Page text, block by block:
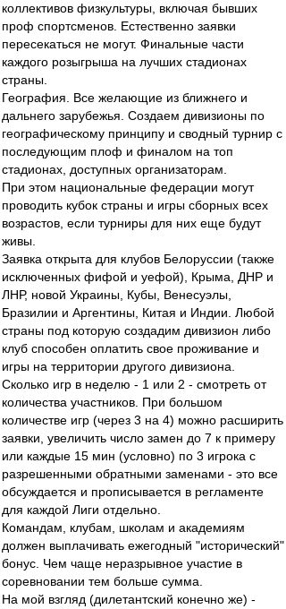
коллективов физкультуры, включая бывших
проф спортсменов. Естественно заявки
пересекаться не могут. Финальные части
каждого розыгрыша на лучших стадионах
страны.
География. Все желающие из ближнего и
дальнего зарубежья. Создаем дивизионы по
географическому принципу и сводный турнир с
последующим плоф и финалом на топ
стадионах, доступных организаторам.
При этом национальные федерации могут
проводить кубок страны и игры сборных всех
возрастов, если турниры для них еще будут
живы.
Заявка открыта для клубов Белоруссии (также
исключенных фифой и уефой), Крыма, ДНР и
ЛНР, новой Украины, Кубы, Венесуэлы,
Бразилии и Аргентины, Китая и Индии. Любой
страны под которую создадим дивизион либо
клуб способен оплатить свое проживание и
игры на территории другого дивизиона.
Сколько игр в неделю - 1 или 2 - смотреть от
количества участников. При большом
количестве игр (через 3 на 4) можно расширить
заявки, увеличить число замен до 7 к примеру
или каждые 15 мин (условно) по 3 игрока с
разрешенными обратными заменами - это все
обсуждается и прописывается в регламенте
для каждой Лиги отдельно.
Командам, клубам, школам и академиям
должен выплачивать ежегодный "исторический"
бонус. Чем чаще неразрывное участие в
соревновании тем больше сумма.
На мой взгляд (дилетантский конечно же) -